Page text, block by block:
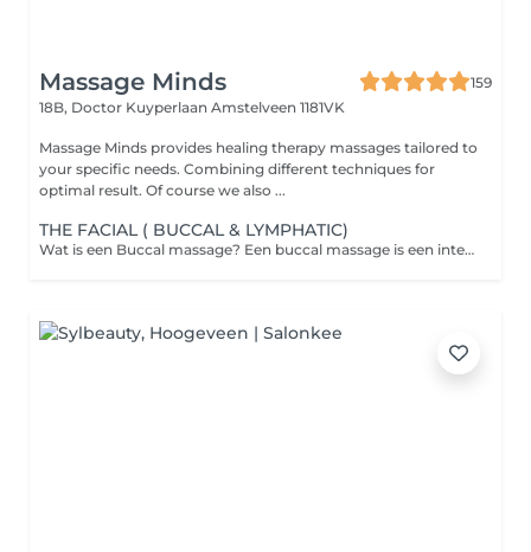
Massage Minds
159
18B, Doctor Kuyperlaan Amstelveen 1181VK
Massage Minds provides healing therapy massages tailored to
your specific needs. Combining different techniques for
optimal result. Of course we also ...
THE FACIAL ( BUCCAL & LYMPHATIC)
Wat is een Buccal massage? Een buccal massage is een intensieve gezichtsmassage waarbij de wangen, de kaaklijn en de mondspieren zowel van buitenaf als via de binnenkant van de mond worden gemasseerd. De therapeut werkt op deze manier in op de diepere lagen van de gezichtsspieren. Dit bevordert een gezonde doorbloeding en lymfedrainage, en helpt bij het verminderen van onder andere kaakspanning. Deze behandeling richt zich op het loslaten van emotionele stress die zich in de gezichtsspieren kan vastzetten, wat resulteert in een diepe ontspanning. De behandeling wordt uitgevoerd met handschoenen voor optimale hygiëne en met zorgvuldig afgestemde gezichtsoliën. Geef eventuele allergieën a.u.b. door bij de reservering.